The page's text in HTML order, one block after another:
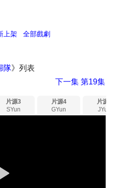
上架 全部戲劇
隊》列表
下一集第19集
片源3
SYun
片源4
GYun
片源5
JYun